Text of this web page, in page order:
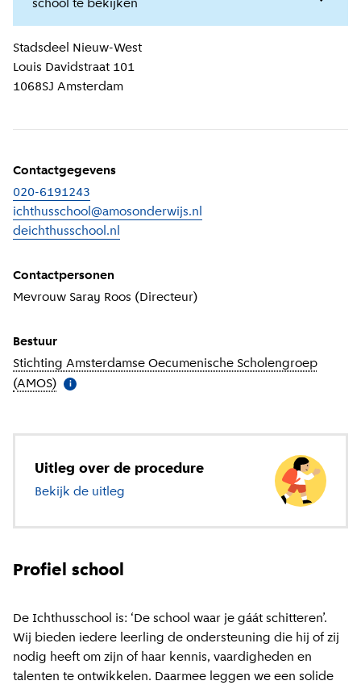
school te bekijken
Locatiegegevens
Stadsdeel
Nieuw-West
Louis Davidstraat 101
1068SJ Amsterdam
Contactgegevens
020-6191243
ichthusschool@amosonderwijs.nl
deichthusschool.nl
Contactpersonen
Mevrouw Saray Roos (Directeur)
Bestuur
Stichting Amsterdamse Oecumenische Scholengroep
(AMOS) Meer informatie
i
Uitleg over de procedure
Bekijk de uitleg
Profiel school
De Ichthusschool is: ‘De school waar je gáát schitteren’.
Wij bieden iedere leerling de ondersteuning die hij of zij
nodig heeft om zijn of haar kennis, vaardigheden en
talenten te ontwikkelen. Daarmee leggen we een solide